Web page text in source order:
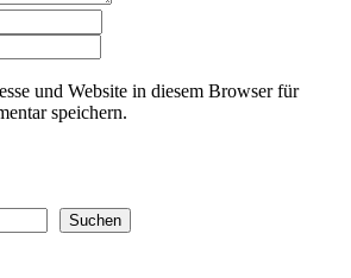
und Website in diesem Browser für
speichern.
Suchen